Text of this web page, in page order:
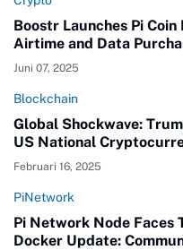
Boostr Launches Pi
Airtime and Data
Juni 07, 2025
Blockchain
Global Shockwave:
US National
Februari 16, 2025
PiNetwork
Pi Network Node Faces
Docker Update: